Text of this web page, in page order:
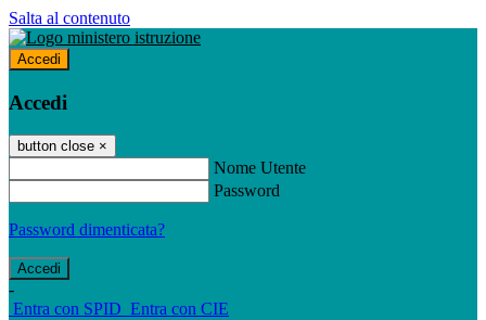
Salta al contenuto
Accedi
Accedi
button close ×
Nome Utente
Password
Password dimenticata?
-
Entra con SPID Entra con CIE